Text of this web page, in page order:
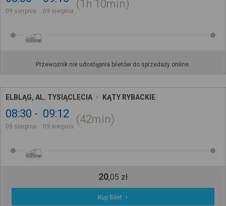
09 sierpnia 09 sierpnia
1h 10min
Przewoźnik nie udostępnia biletów do sprzedaży online.
ELBLĄG, AL. TYSIĄCLECIA KĄTY RYBACKIE
08:30
09 sierpnia
09:12
09 sierpnia
42min
20,05 zł
Kup Bilet